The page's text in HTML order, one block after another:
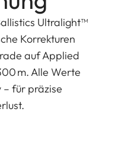
Ultralight™
Korrekturen
auf Applied
m. Alle Werte
für präzise